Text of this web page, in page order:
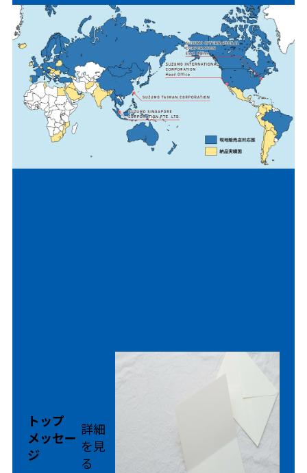
トップ
メッセー
ジ
詳細
を見
る